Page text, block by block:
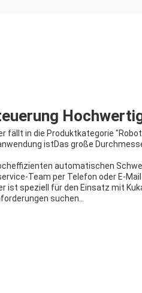
in die Produktkategorie
istDas große
automatischen
Team per Telefon oder E-Mail
speziell für den Einsatz mit
suchen..